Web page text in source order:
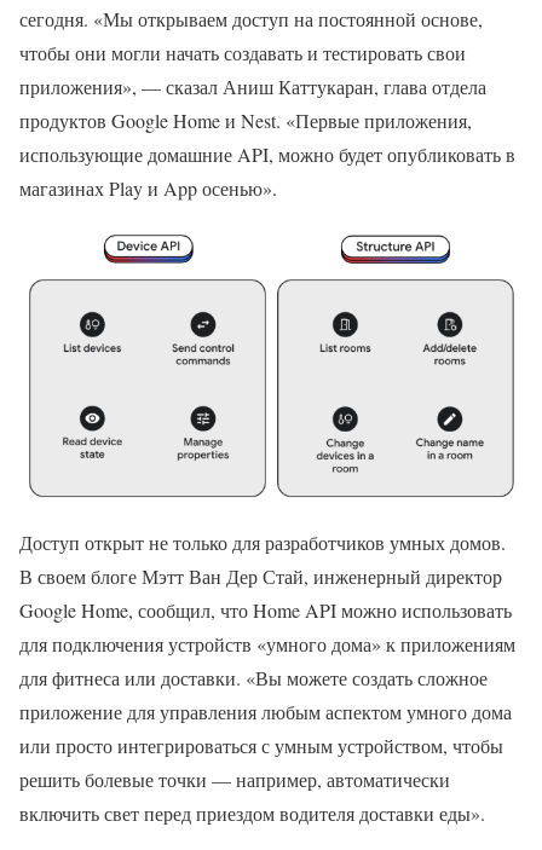
сегодня. «Мы открываем доступ на постоянной основе,
чтобы они могли начать создавать и тестировать свои
приложения», — сказал Аниш Каттукаран, глава отдела
продуктов Google Home и Nest. «Первые приложения,
использующие домашние API, можно будет опубликовать в
магазинах Play и App осенью».
Доступ открыт не только для разработчиков умных домов.
В своем блоге Мэтт Ван Дер Стай, инженерный директор
Google Home, сообщил, что Home API можно использовать
для подключения устройств «умного дома» к приложениям
для фитнеса или доставки. «Вы можете создать сложное
приложение для управления любым аспектом умного дома
или просто интегрироваться с умным устройством, чтобы
решить болевые точки — например, автоматически
включить свет перед приездом водителя доставки еды».